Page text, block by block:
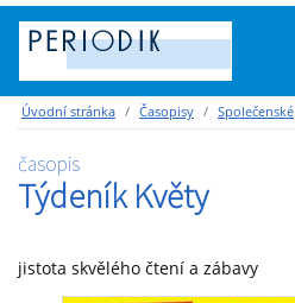
Úvodní stránka Časopisy Společenské
časopis
Týdeník Květy
jistota skvělého čtení a zábavy